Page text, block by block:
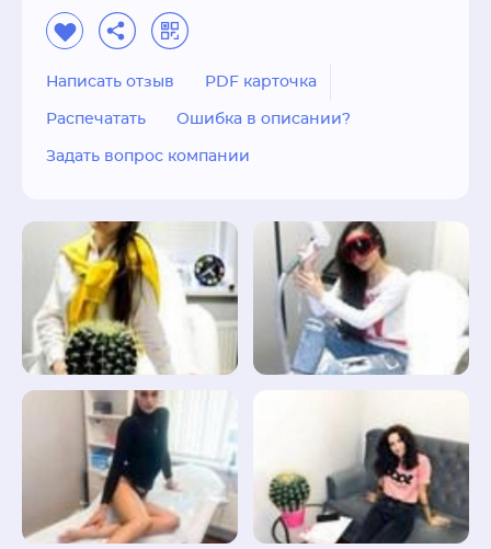
Написать отзыв PDF карточка
Распечатать Ошибка в описании?
Задать вопрос компании